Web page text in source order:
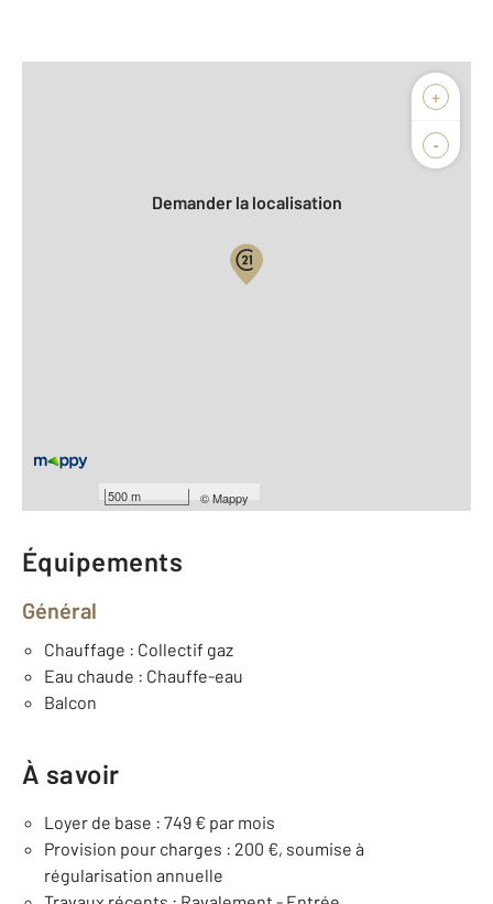
+
-
500 m ©Mappy
Demander la localisation
Nombre de pièces : 5
Année construction : 1966
Équipements
Général
Chauffage : Collectif gaz
Eau chaude : Chauffe-eau
Balcon
À savoir
Loyer de base : 749 € par mois
Provision pour charges : 200 €, soumise à
régularisation annuelle